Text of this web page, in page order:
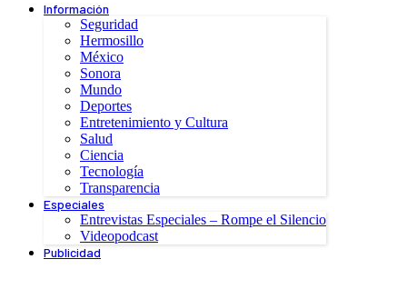
Información
Seguridad
Hermosillo
México
Sonora
Mundo
Deportes
Entretenimiento y Cultura
Salud
Ciencia
Tecnología
Transparencia
Especiales
Entrevistas Especiales – Rompe el Silencio
Videopodcast
Publicidad